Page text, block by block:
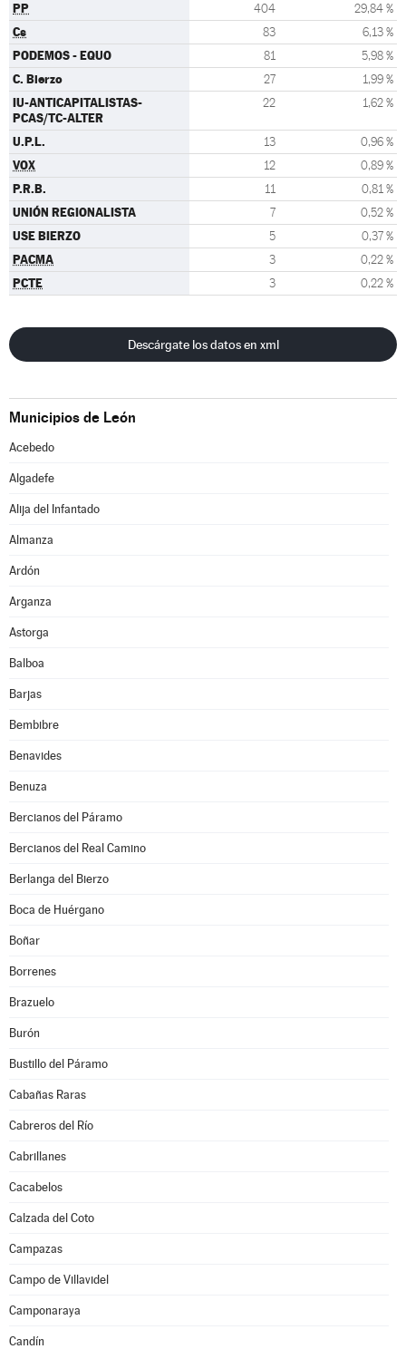
PP 404 29,84 %
Cs 83 6,13 %
PODEMOS - EQUO 81 5,98 %
C. Bierzo 27 1,99 %
IU-ANTICAPITALISTAS-
PCAS/TC-ALTER
22 1,62 %
U.P.L. 13 0,96 %
VOX 12 0,89 %
P.R.B. 11 0,81 %
UNIÓN REGIONALISTA 7 0,52 %
USE BIERZO 5 0,37 %
PACMA 3 0,22 %
PCTE 3 0,22 %
Descárgate los datos en xml
Municipios de León
Acebedo
Algadefe
Alija del Infantado
Almanza
Ardón
Arganza
Astorga
Balboa
Barjas
Bembibre
Benavides
Benuza
Bercianos del Páramo
Bercianos del Real Camino
Berlanga del Bierzo
Boca de Huérgano
Boñar
Borrenes
Brazuelo
Burón
Bustillo del Páramo
Cabañas Raras
Cabreros del Río
Cabrillanes
Cacabelos
Calzada del Coto
Campazas
Campo de Villavidel
Camponaraya
Candín